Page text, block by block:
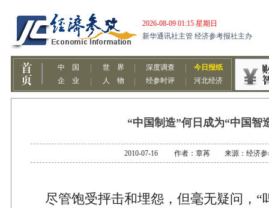
“中国制造”何日成为“中国智
2010-07-16 作者：章苒 来源：经济参
尽管饱受抨击和埋怨，但毫无疑问，“